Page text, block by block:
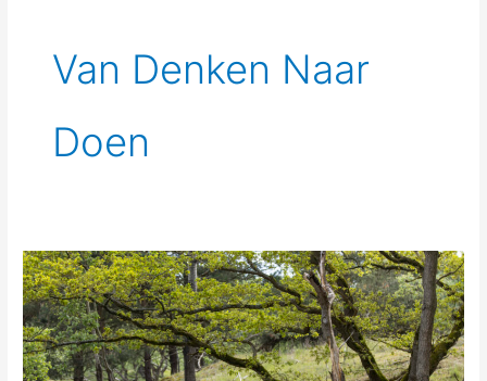
Van Denken Naar
Doen
Wandelcoaching
voor
kenniswerkers:
balans
tussen